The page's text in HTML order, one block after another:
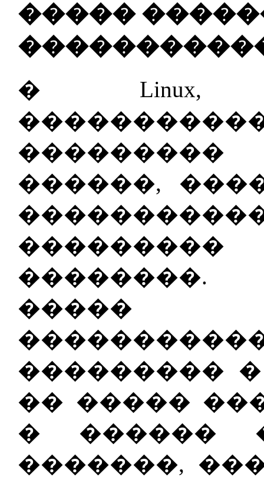
�����
� Linux,
������,
��������� �
�� �����
� ������
�������,